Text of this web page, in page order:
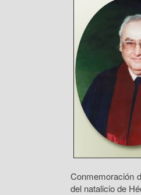
Conmemoración
del natalicio de